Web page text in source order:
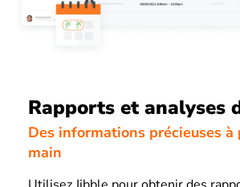
Rapports et analyses
Des informations précieuses à
main